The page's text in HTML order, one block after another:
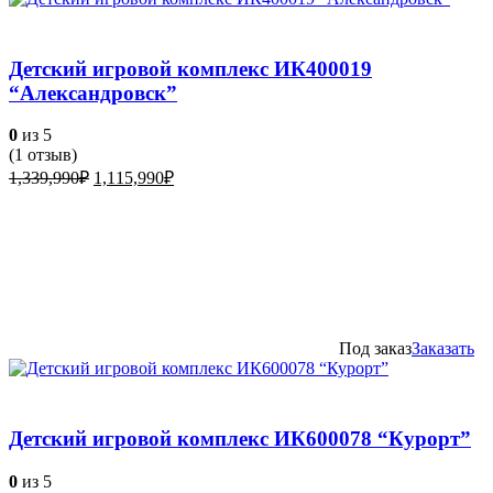
Детский игровой комплекс ИК400019
“Александровск”
0 из 5
(1 отзыв)
1,339,990₽ Первоначальная
1,115,990₽Текущая
Под заказЗаказать
Детский игровой комплекс ИК600078 “Курорт”
0 из 5